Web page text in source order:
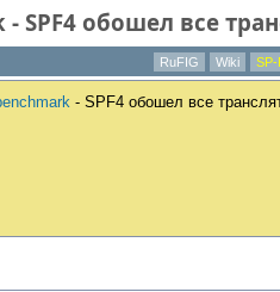
SPF4 обошел все
RuFIG Wiki SP-
- SPF4 обошел все